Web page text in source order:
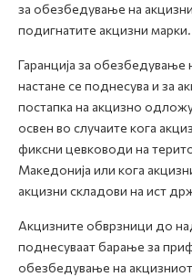
за обезбедување на
подигнатите акцизни марки.
Гаранција за
настане се поднесува и за
постапка на акцизно
освен во случаите кога
фиксни цевководи на
Македонија или кога
акцизни складови на ист
Акцизните обврзници до
поднесуваат барање за
обезбедување на